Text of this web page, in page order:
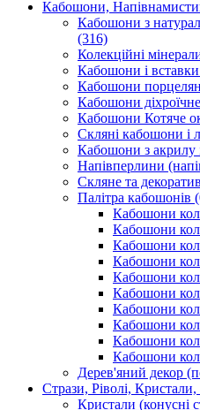
Кабошони,
Кабошони з
(316)
Колекційні
Кабошони і
Кабошони
Кабошони
Кабошони Котяче
Скляні кабошони і
Кабошони з акрилу
Напівперлини
Скляне та
Палітра кабошонів
Кабошони
Кабошони
Кабошони
Кабошони
Кабошони
Кабошони
Кабошони
Кабошони
Кабошони
Кабошони
Дерев'яний декор
Стрази, Ріволі,
Кристали (конусні